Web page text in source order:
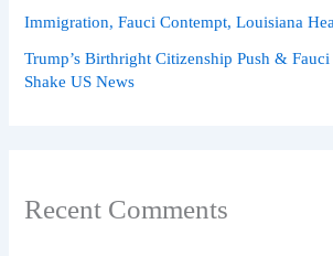
Immigration, Fauci Contempt, Louisiana
Trump’s Birthright Citizenship Push &
Shake US News
Recent Comments